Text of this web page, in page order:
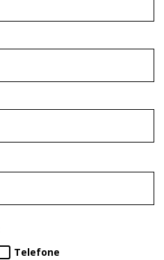
Telefone